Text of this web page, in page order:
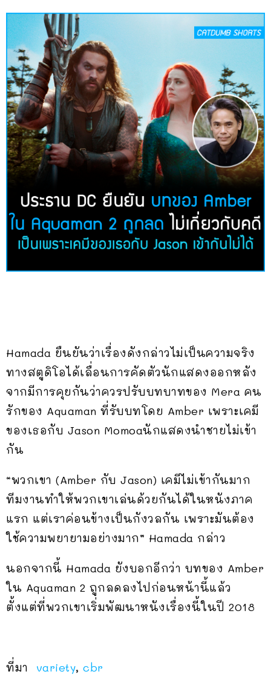
Hamada ยืนยันว่าเรื่องดังกล่าวไม่เป็นความจริง
ทางสตูดิโอได้เลื่อนการคัดตัวนักแสดงออกหลัง
จากมีการคุยกันว่าควรปรับบทบาทของ Mera คน
รักของ Aquaman ที่รับบทโดย Amber เพราะเคมี
ของเธอกับ Jason Momoaนักแสดงนำชายไม่เข้า
กัน
“พวกเขา (Amber กับ Jason) เคมีไม่เข้ากันมาก
ทีมงานทำให้พวกเขาเล่นด้วยกันได้ในหนังภาค
แรก แต่เราค่อนข้างเป็นกังวลกัน เพราะมันต้อง
ใช้ความพยายามอย่างมาก” Hamada กล่าว
นอกจากนี้ Hamada ยังบอกอีกว่า บทของ Amber
ใน Aquaman 2 ถูกลดลงไปก่อนหน้านี้แล้ว
ตั้งแต่ที่พวกเขาเริ่มพัฒนาหนังเรื่องนี้ในปี 2018
ที่มา variety, cbr